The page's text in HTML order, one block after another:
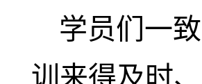
学员们一
训来得及时